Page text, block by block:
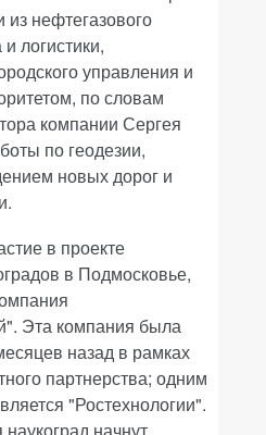
из нефтегазового
логистики,
управления и
по словам
компании Сергея
по геодезии,
новых дорог и
в проекте
в Подмосковье,
Эта компания была
назад в рамках
партнерства; одним
"Ростехнологии".
начнут